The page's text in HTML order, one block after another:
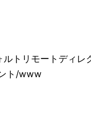
ルトリモートディレ
ト/www